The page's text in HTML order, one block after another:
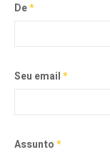
De*
Seu email*
Assunto*